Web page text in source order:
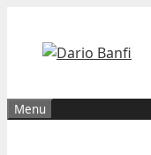
contenuto
Menu